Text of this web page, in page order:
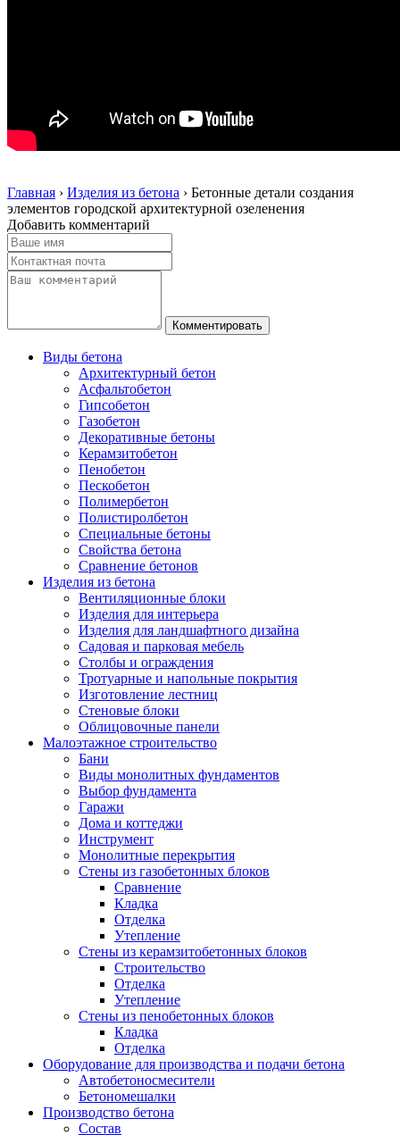
Главная › Изделия из бетона › Бетонные детали создания
элементов городской архитектурной озеленения
Добавить комментарий
Виды бетона
Архитектурный бетон
Асфальтобетон
Гипсобетон
Газобетон
Декоративные бетоны
Керамзитобетон
Пенобетон
Пескобетон
Полимербетон
Полистиролбетон
Специальные бетоны
Свойства бетона
Сравнение бетонов
Изделия из бетона
Вентиляционные блоки
Изделия для интерьера
Изделия для ландшафтного дизайна
Садовая и парковая мебель
Столбы и ограждения
Тротуарные и напольные покрытия
Изготовление лестниц
Стеновые блоки
Облицовочные панели
Малоэтажное строительство
Бани
Виды монолитных фундаментов
Выбор фундамента
Гаражи
Дома и коттеджи
Инструмент
Монолитные перекрытия
Стены из газобетонных блоков
Сравнение
Кладка
Отделка
Утепление
Стены из керамзитобетонных блоков
Строительство
Отделка
Утепление
Стены из пенобетонных блоков
Кладка
Отделка
Оборудование для производства и подачи бетона
Автобетоносмесители
Бетономешалки
Производство бетона
Состав